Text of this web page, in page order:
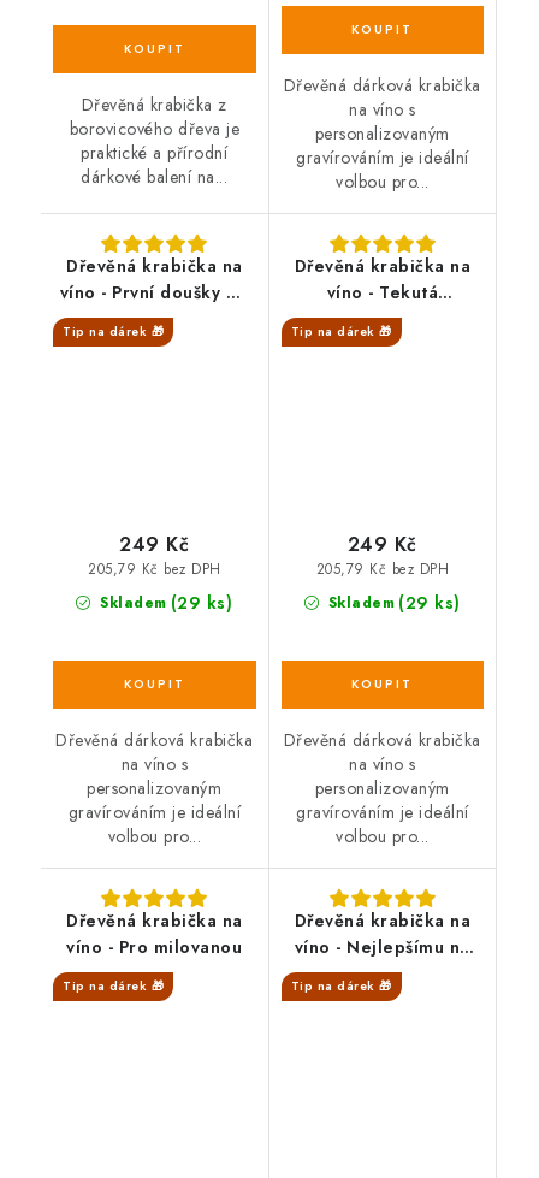
Dřevěná krabička z
borovicového dřeva je
praktické a přírodní
dárkové balení na...
Dřevěná dárková krabička
na víno s
personalizovaným
gravírováním je ideální
volbou pro...
Dřevěná krabička na
víno - První doušky do
manželství
Tip na dárek 🎁
Skladem (29 ks)
205,79 Kč bez DPH
249 Kč
Dřevěná dárková krabička
na víno s
personalizovaným
gravírováním je ideální
volbou pro...
Dřevěná krabička na
víno - Tekutá
zásobička pro
Vínopičku
Tip na dárek 🎁
Skladem (29 ks)
205,79 Kč bez DPH
249 Kč
Dřevěná dárková krabička
na víno s
personalizovaným
gravírováním je ideální
volbou pro...
Dřevěná krabička na
víno - Pro milovanou
Tip na dárek 🎁
Dřevěná krabička na
víno - Nejlepšímu na
světě
Tip na dárek 🎁